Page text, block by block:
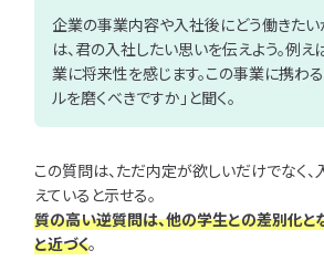
企業の事業内容や入社後にどう働きた
は、君の入社したい思いを伝えよう。例え
業に将来性を感じます。この事業に携わ
ルを磨くべきですか」と聞く。
この質問は、ただ内定が欲しいだけでなく
えていると示せる。
質の高い逆質問は、他の学生との差別化と
と近づく。